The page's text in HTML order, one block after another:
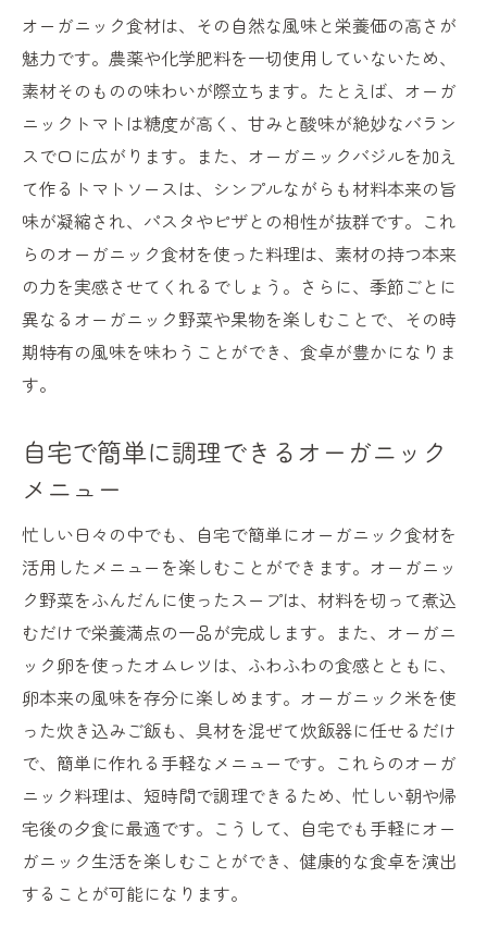
オーガニック食材は、その自然な風味と栄養価の高さが
魅力です。農薬や化学肥料を一切使用していないため、
素材そのものの味わいが際立ちます。たとえば、オーガ
ニックトマトは糖度が高く、甘みと酸味が絶妙なバラン
スで口に広がります。また、オーガニックバジルを加え
て作るトマトソースは、シンプルながらも材料本来の旨
味が凝縮され、パスタやピザとの相性が抜群です。これ
らのオーガニック食材を使った料理は、素材の持つ本来
の力を実感させてくれるでしょう。さらに、季節ごとに
異なるオーガニック野菜や果物を楽しむことで、その時
期特有の風味を味わうことができ、食卓が豊かになりま
す。
自宅で簡単に調理できるオーガニック
メニュー
忙しい日々の中でも、自宅で簡単にオーガニック食材を
活用したメニューを楽しむことができます。オーガニッ
ク野菜をふんだんに使ったスープは、材料を切って煮込
むだけで栄養満点の一品が完成します。また、オーガニ
ック卵を使ったオムレツは、ふわふわの食感とともに、
卵本来の風味を存分に楽しめます。オーガニック米を使
った炊き込みご飯も、具材を混ぜて炊飯器に任せるだけ
で、簡単に作れる手軽なメニューです。これらのオーガ
ニック料理は、短時間で調理できるため、忙しい朝や帰
宅後の夕食に最適です。こうして、自宅でも手軽にオー
ガニック生活を楽しむことができ、健康的な食卓を演出
することが可能になります。